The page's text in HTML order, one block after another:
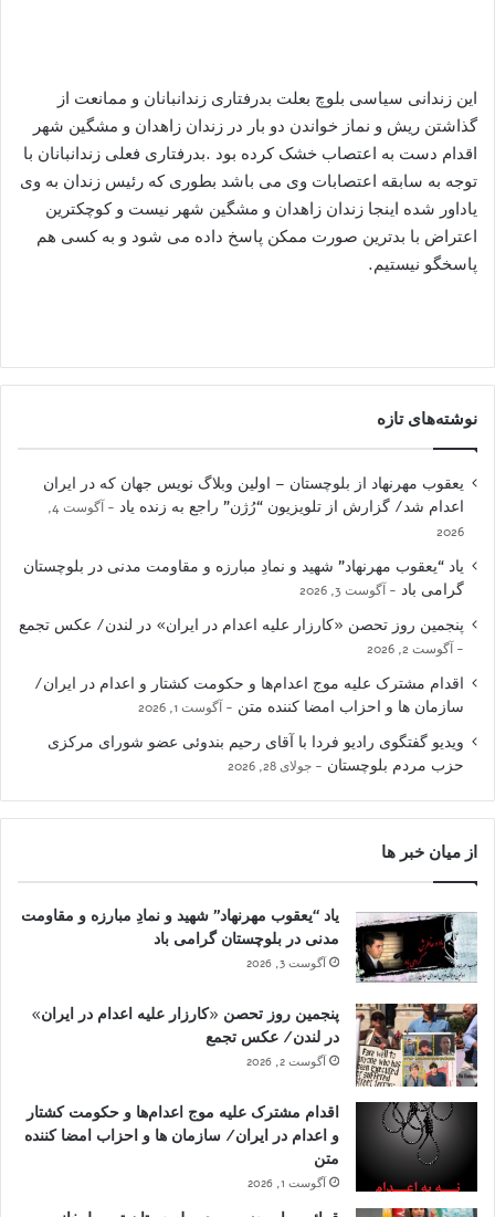
این زندانی سیاسی بلوچ بعلت بدرفتاری زندانبانان و ممانعت از
گذاشتن ریش و نماز خواندن دو بار در زندان زاهدان و مشگین شهر
اقدام دست به اعتصاب خشک کرده بود .بدرفتاری فعلی زندانبانان با
توجه به سابقه اعتصابات وی می باشد بطوری که رئیس زندان به وی
یاداور شده اینجا زندان زاهدان و مشگین شهر نیست و کوچکترین
اعتراض با بدترین صورت ممکن پاسخ داده می شود و به کسی هم
پاسخگو نیستیم.
نوشته‌های تازه
یعقوب مهرنهاد از بلوچستان – اولین وبلاگ نویس جهان که در ایران
اعدام شد/ گزارش از تلویزیون “رُژن” راجع به زنده یاد
آگوست 4,
2026
یاد “یعقوب مهرنهاد” شهید و نمادِ مبارزه و مقاومت مدنی در بلوچستان
گرامی باد
آگوست 3, 2026
پنجمین روز تحصن «کارزار علیه اعدام در ایران» در لندن/ عکس تجمع
آگوست 2, 2026
اقدام مشترک علیه موج اعدام‌ها و حکومت کشتار و اعدام در ایران/
سازمان ها و احزاب امضا کننده متن
آگوست 1, 2026
ویدیو گفتگوی رادیو فردا با آقای رحیم بندوئی عضو شورای مرکزی
حزب مردم بلوچستان
جولای 28, 2026
از میان خبر ها
یاد “یعقوب مهرنهاد” شهید و نمادِ مبارزه و مقاومت
مدنی در بلوچستان گرامی باد
آگوست 3, 2026
پنجمین روز تحصن «کارزار علیه اعدام در ایران»
در لندن/ عکس تجمع
آگوست 2, 2026
اقدام مشترک علیه موج اعدام‌ها و حکومت کشتار
و اعدام در ایران/ سازمان ها و احزاب امضا کننده
متن
آگوست 1, 2026